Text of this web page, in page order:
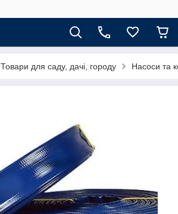
Товари для саду, дачі, городу Насоси та